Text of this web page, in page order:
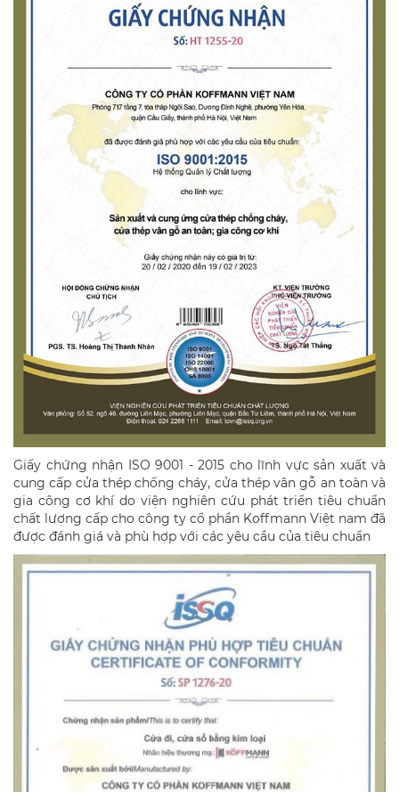
Giấy chứng nhận ISO 9001 - 2015 cho lĩnh vực sản xuất và
cung cấp cửa thép chống cháy, cửa thép vân gỗ an toàn và
gia công cơ khí do viện nghiên cứu phát triển tiêu chuẩn
chất lượng cấp cho công ty cổ phần Koffmann Việt nam đã
được đánh giá và phù hợp với các yêu cầu của tiêu chuẩn